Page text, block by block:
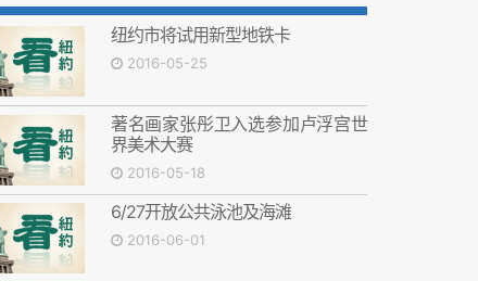
纽约市将试用新型地铁卡
2016-05-25
著名画家张彤卫入选参加卢浮宫世
界美术大赛
2016-05-18
6/27开放公共泳池及海滩
2016-06-01